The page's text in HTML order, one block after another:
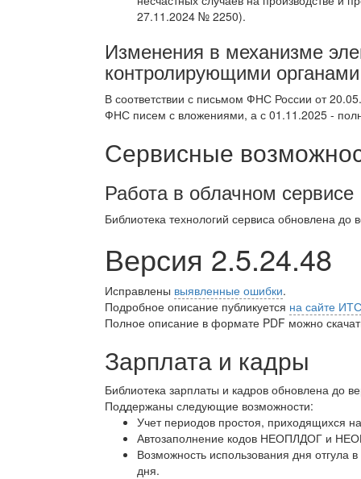
27.11.2024 № 2250).
Изменения в механизме
контролирующими органами
В соответствии с письмом ФНС России от
ФНС писем с вложениями, а с 01.11.2025 -
Сервисные
Работа в облачном сервисе
Библиотека технологий сервиса обновлена до
Версия 2.5.24.48
Исправлены выявленные ошибки.
Подробное описание публикуется на сайте ИТС
Полное описание в формате PDF можно
Зарплата и кадры
Библиотека зарплаты и кадров обновлена до
Поддержаны следующие возможности:
Учет периодов простоя, приходящихся
Автозаполнение кодов НЕОПЛДОГ и
Возможность использования дня отгула
дня.